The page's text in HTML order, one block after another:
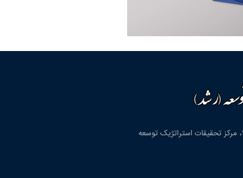
قم، شهرک پردیسان، بلوار دانشگاه، بلوار شهید مولوی، کوچه دوم، پلاک ۱۳، مرکز تحقیقات استراتژیک توسعه